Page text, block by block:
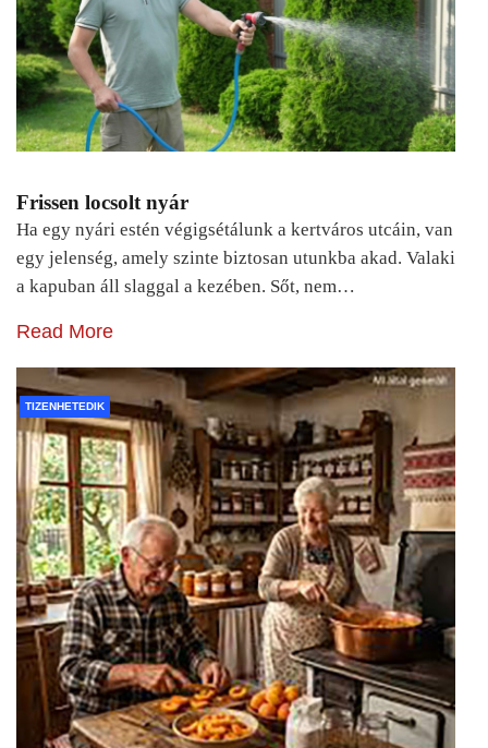
Frissen locsolt nyár
Ha egy nyári estén végigsétálunk a kertváros utcáin, van
egy jelenség, amely szinte biztosan utunkba akad. Valaki
a kapuban áll slaggal a kezében. Sőt, nem…
Read More
TIZENHETEDIK